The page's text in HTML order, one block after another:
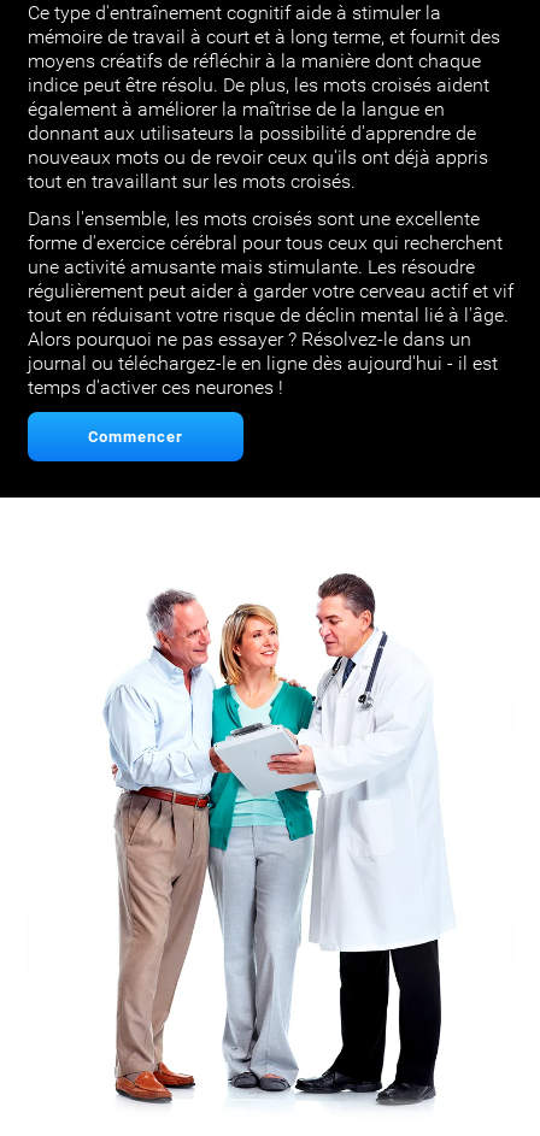
Ce type d'entraînement cognitif aide à stimuler la
mémoire de travail à court et à long terme, et fournit des
moyens créatifs de réfléchir à la manière dont chaque
indice peut être résolu. De plus, les mots croisés aident
également à améliorer la maîtrise de la langue en
donnant aux utilisateurs la possibilité d'apprendre de
nouveaux mots ou de revoir ceux qu'ils ont déjà appris
tout en travaillant sur les mots croisés.
Dans l'ensemble, les mots croisés sont une excellente
forme d'exercice cérébral pour tous ceux qui recherchent
une activité amusante mais stimulante. Les résoudre
régulièrement peut aider à garder votre cerveau actif et vif
tout en réduisant votre risque de déclin mental lié à l'âge.
Alors pourquoi ne pas essayer ? Résolvez-le dans un
journal ou téléchargez-le en ligne dès aujourd'hui - il est
temps d'activer ces neurones !
Commencer